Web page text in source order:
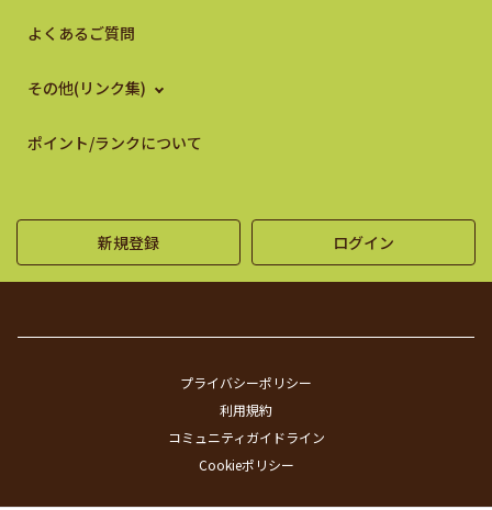
よくあるご質問
その他(リンク集)
ポイント/ランクについて
新規登録 ログイン
プライバシーポリシー
利用規約
コミュニティガイドライン
Cookieポリシー